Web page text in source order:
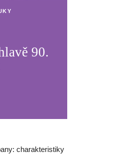
90.
charakteristiky